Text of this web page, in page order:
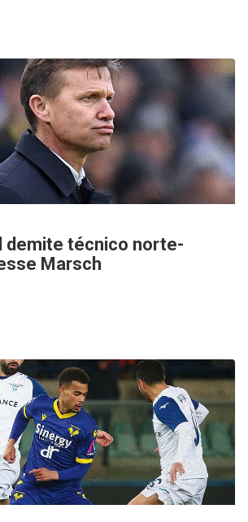
demite técnico norte-
Marsch